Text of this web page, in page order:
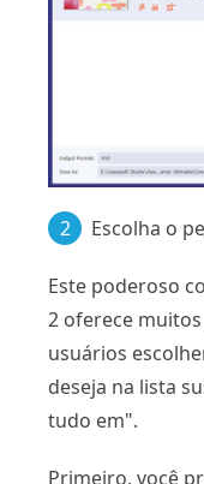
2 Escolha o
Este poderoso
2 oferece
usuários
deseja na lista
tudo em".
Primeiro, você